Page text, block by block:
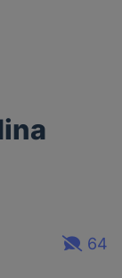
64